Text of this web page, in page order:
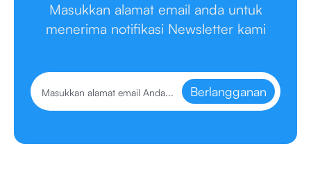
Masukkan alamat email anda untuk
menerima notifikasi Newsletter kami
Berlangganan